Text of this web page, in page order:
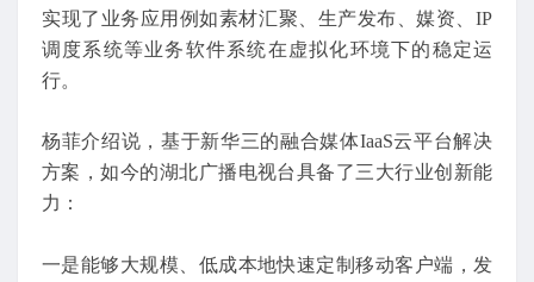
实现了业务应用例如素材汇聚、生产发布、媒资、IP
调度系统等业务软件系统在虚拟化环境下的稳定运
行。
杨菲介绍说，基于新华三的融合媒体IaaS云平台解决
方案，如今的湖北广播电视台具备了三大行业创新能
力：
一是能够大规模、低成本地快速定制移动客户端，发